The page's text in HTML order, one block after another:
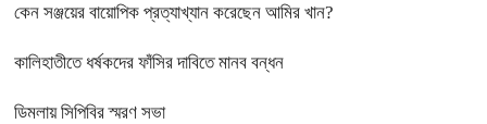
কেন সঞ্জয়ের বায়োপিক প্রত্যাখ্যান করেছেন আমির খান?
কালিহাতীতে ধর্ষকদের ফাঁসির দাবিতে মানব বন্ধন
ডিমলায় সিপিবির স্মরণ সভা